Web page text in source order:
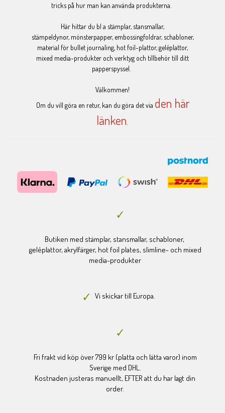
tricks på hur man kan använda produkterna.
Här hittar du bl a stämplar, stansmallar,
stämpeldynor, mönsterpapper, embossingfoldrar, schabloner,
material för bullet journaling, hot foil-plattor, geléplattor,
mixed media-produkter och verktyg och tillbehör till ditt
papperspyssel.
Välkommen!
Om du vill göra en retur, kan du göra det via den här
länken.
Butiken med stämplar, stansmallar, schabloner,
geléplattor, akrylfärger, hot foil plates, slimline- och mixed
media-produkter
Vi skickar till Europa.
Fri frakt vid köp över 799 kr (platta och lätta varor) inom
Sverige med DHL.
Kostnaden justeras manuellt, EFTER att du har lagt din
order.